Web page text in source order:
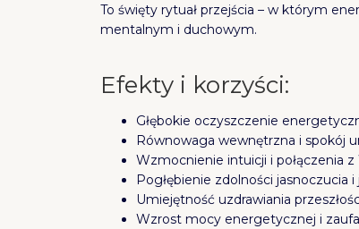
To święty rytuał przejścia – w którym
mentalnym i duchowym.
Efekty i korzyści:
Głębokie oczyszczenie
Równowaga wewnętrzna i spokój
Wzmocnienie intuicji i połączenia z
Pogłębienie zdolności jasnoczucia
Umiejętność uzdrawiania
Wzrost mocy energetycznej i